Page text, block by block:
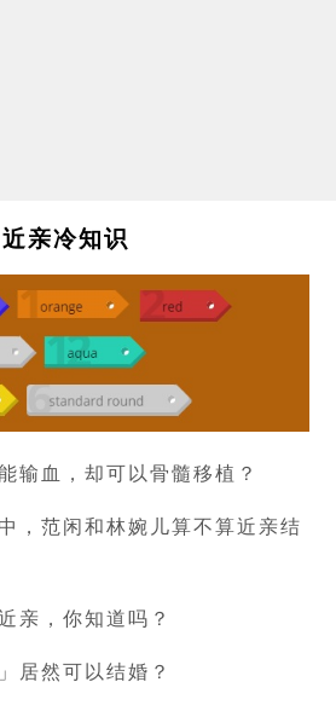
近亲冷知识
输血，却可以骨髓移植？
，范闲和林婉儿算不算近亲结
亲，你知道吗？
居然可以结婚？